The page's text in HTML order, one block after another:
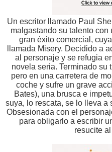
Un escritor llamado Paul
malgastando su talento
gran éxito comercial,
llamada Misery. Decidido a
al personaje y se refugia
novela seria. Terminado su
pero en una carretera de
coche y sufre un grave
Bates), una brusca e
suya, lo rescata, se lo lleva a
Obsesionada con el
para obligarlo a escribir
resucite